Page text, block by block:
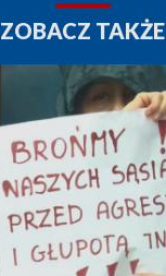
ZOBACZ TAKŻE